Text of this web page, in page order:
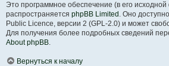
Это программное обеспечение (в его
распространяется phpBB Limited . Оно
Public Licence, версии 2 (GPL-2.0) и может
Для получения более подробных сведений
About phpBB.
Вернуться к началу